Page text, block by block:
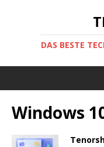
DAS BESTE
Windows